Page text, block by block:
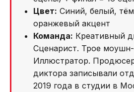
Цвет: Синий, белый,
оранжевый акцент
Команда: Креативный
Сценарист. Трое
Иллюстратор.
диктора записывали
2019 года в студии в